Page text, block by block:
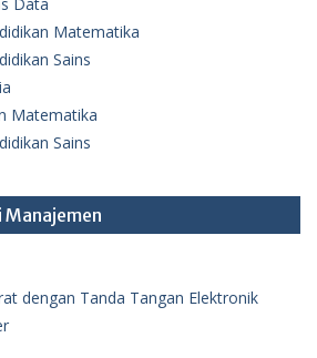
Data
Matematika
Sains
Matematika
Sains
dengan Tanda Tangan Elektronik